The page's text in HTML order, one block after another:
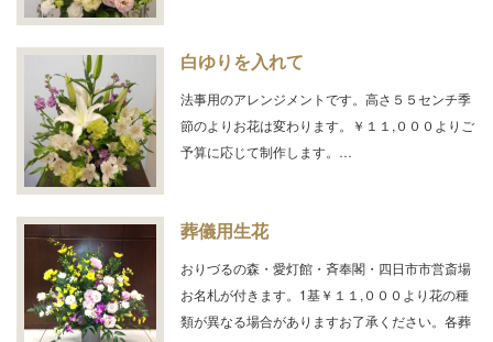
白ゆりを入れて
法事用のアレンジメントです。高さ５５センチ季
節のよりお花は変わります。￥１１,０００よりご
予算に応じて制作します。…
葬儀用生花
おりづるの森・愛灯館・斉奉閣・四日市市営斎場
お名札が付きます。1基￥１１,０００より花の種
類が異なる場合がありますお了承ください。各葬